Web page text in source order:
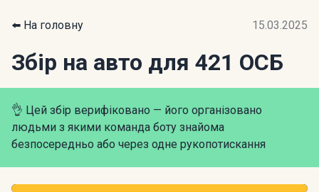
⬅️ На головну 15.03.2025
Збір на авто для 421 ОСБ
👌 Цей збір верифіковано — його організовано
людьми з якими команда боту знайома
безпосередньо або через одне рукопотискання